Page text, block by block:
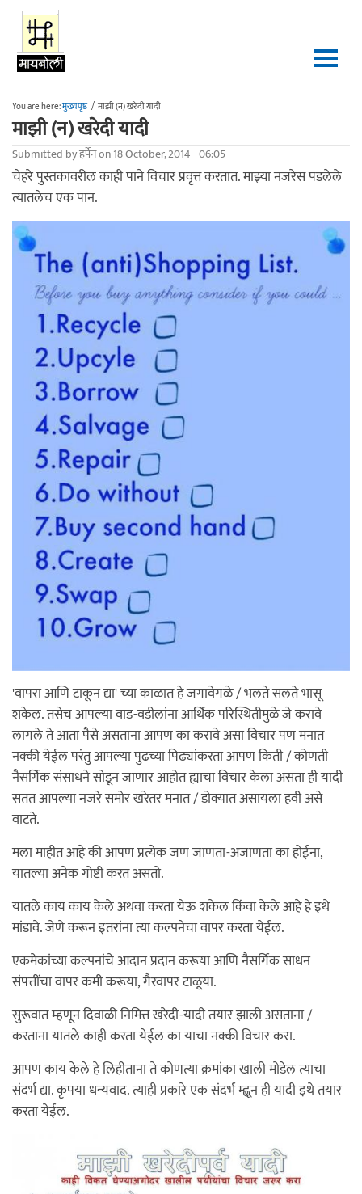
Skip to main content
You are here:मुख्यपृष्ठ / माझी (न) खरेदी यादी
माझी (न) खरेदी यादी
Submitted byहर्पेनon 18 October, 2014 - 06:05
चेहरे पुस्तकावरील काही पाने विचार प्रवृत्त करतात. माझ्या नजरेस पडलेले
त्यातलेच एक पान.
'वापरा आणि टाकून द्या' च्या काळात हे जगावेगळे / भलते सलते भासू
शकेल. तसेच आपल्या वाड-वडीलांना आर्थिक परिस्थितीमुळे जे करावे
लागले ते आता पैसे असताना आपण का करावे असा विचार पण मनात
नक्की येईल परंतु आपल्या पुढच्या पिढ्यांकरता आपण किती / कोणती
नैसर्गिक संसाधने सोडून जाणार आहोत ह्याचा विचार केला असता ही यादी
सतत आपल्या नजरे समोर खरेतर मनात / डोक्यात असायला हवी असे
वाटते.
मला माहीत आहे की आपण प्रत्येक जण जाणता-अजाणता का होईना,
यातल्या अनेक गोष्टी करत असतो.
यातले काय काय केले अथवा करता येऊ शकेल किंवा केले आहे हे इथे
मांडावे. जेणे करून इतरांना त्या कल्पनेचा वापर करता येईल.
एकमेकांच्या कल्पनांचे आदान प्रदान करूया आणि नैसर्गिक साधन
संपत्तींचा वापर कमी करूया, गैरवापर टाळूया.
सुरूवात म्हणून दिवाळी निमित्त खरेदी-यादी तयार झाली असताना /
करताना यातले काही करता येईल का याचा नक्की विचार करा.
आपण काय केले हे लिहीताना ते कोणत्या क्रमांका खाली मोडेल त्याचा
संदर्भ द्या. कृपया धन्यवाद. त्याही प्रकारे एक संदर्भ म्ह्णून ही यादी इथे तयार
करता येईल.